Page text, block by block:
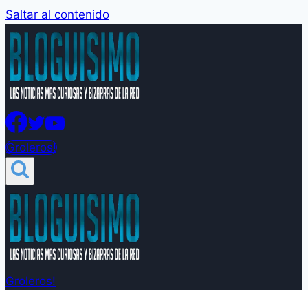
Saltar al contenido
Groleros!
Groleros!